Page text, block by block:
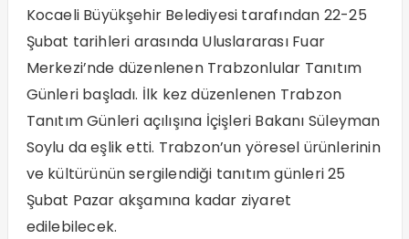
Kocaeli Büyükşehir Belediyesi tarafından 22-25
Şubat tarihleri arasında Uluslararası Fuar
Merkezi’nde düzenlenen Trabzonlular Tanıtım
Günleri başladı. İlk kez düzenlenen Trabzon
Tanıtım Günleri açılışına İçişleri Bakanı Süleyman
Soylu da eşlik etti. Trabzon’un yöresel ürünlerinin
ve kültürünün sergilendiği tanıtım günleri 25
Şubat Pazar akşamına kadar ziyaret
edilebilecek.